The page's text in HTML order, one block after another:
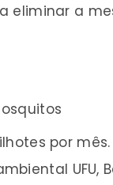
eliminar a
por
UFU,